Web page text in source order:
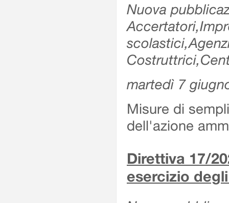
Nuova
martedì 7
Misure di
dell'azione
Direttiva 17/
esercizio